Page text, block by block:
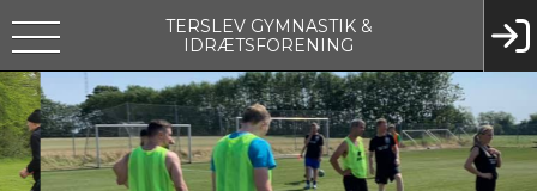
TERSLEV GYMNASTIK &
IDRÆTSFORENING